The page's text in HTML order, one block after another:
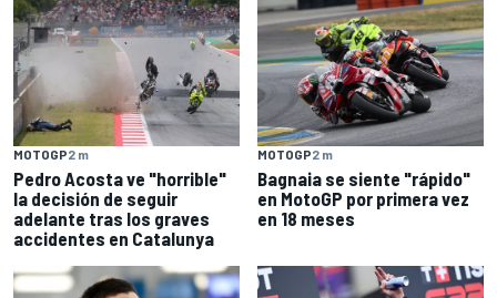
MOTOGP2 m
Pedro Acosta ve "horrible"
la decisión de seguir
adelante tras los graves
accidentes en Catalunya
MOTOGP2 m
Bagnaia se siente "rápido"
en MotoGP por primera vez
en 18 meses